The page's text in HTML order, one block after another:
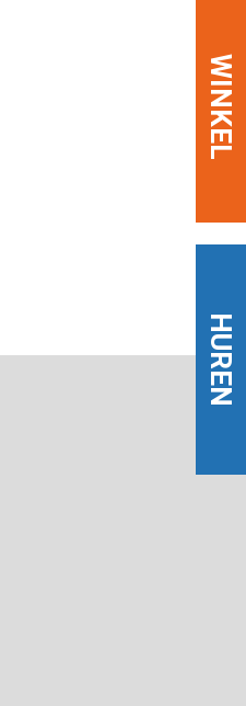
HUREN
WINKEL